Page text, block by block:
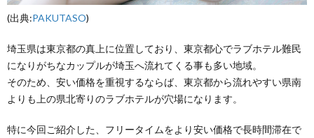
(出典:PAKUTASO)
埼玉県は東京都の真上に位置しており、東京都心でラブホテル難民
になりがちなカップルが埼玉へ流れてくる事も多い地域。
そのため、安い価格を重視するならば、東京都から流れやすい県南
よりも上の県北寄りのラブホテルが穴場になります。
特に今回ご紹介した、フリータイムをより安い価格で長時間滞在で